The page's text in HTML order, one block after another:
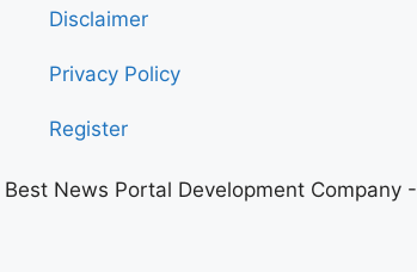
Disclaimer
Privacy Policy
Register
Best News Portal Development Company -